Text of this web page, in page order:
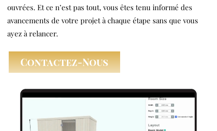
ouvrées. Et ce n’est pas tout, vous êtes tenu informé des
avancements de votre projet à chaque étape sans que vous
ayez à relancer.
Contactez-Nous